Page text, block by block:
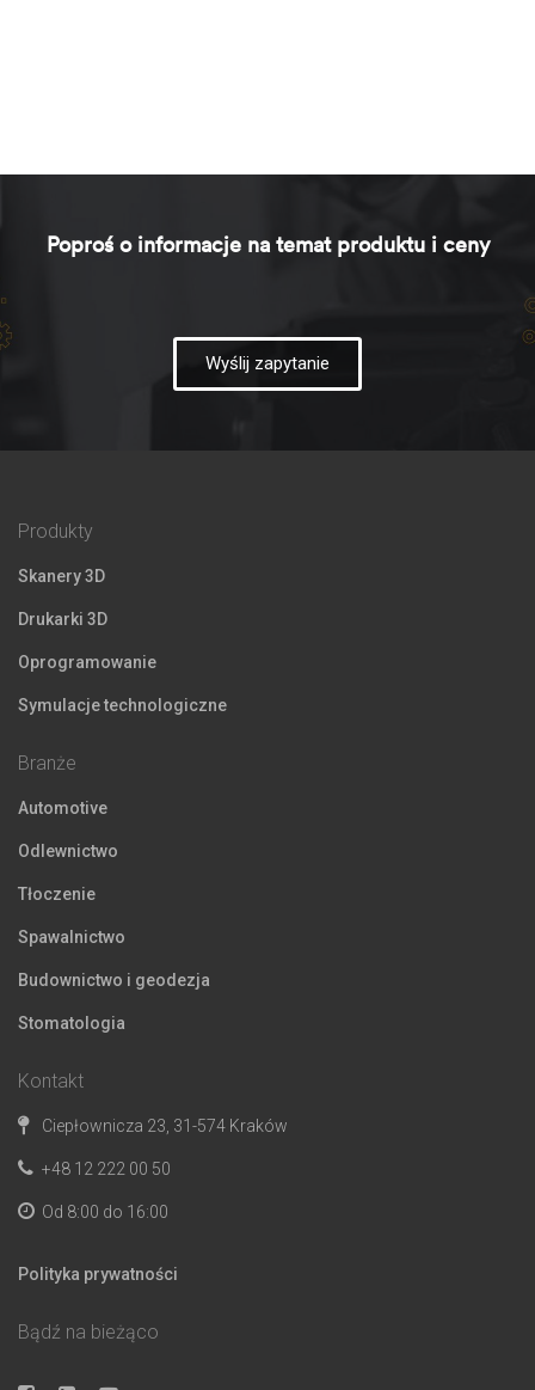
Poproś o informacje na temat produktu i ceny
Wyślij zapytanie
Produkty
Skanery 3D
Drukarki 3D
Oprogramowanie
Symulacje technologiczne
Branże
Automotive
Odlewnictwo
Tłoczenie
Spawalnictwo
Budownictwo i geodezja
Stomatologia
Kontakt
Ciepłownicza 23, 31-574 Kraków
+48 12 222 00 50
Od 8:00 do 16:00
Polityka prywatności
Bądź na bieżąco